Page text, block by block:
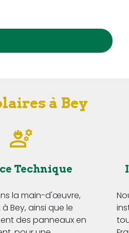
à Bey
Technique
la main-d'œuvre,
Bey, ainsi que le
des panneaux en